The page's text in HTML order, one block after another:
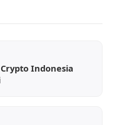
Indonesia